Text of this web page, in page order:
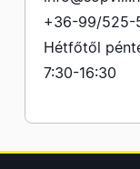
+36-99/525-
Hétfőtől
7:30-16:30